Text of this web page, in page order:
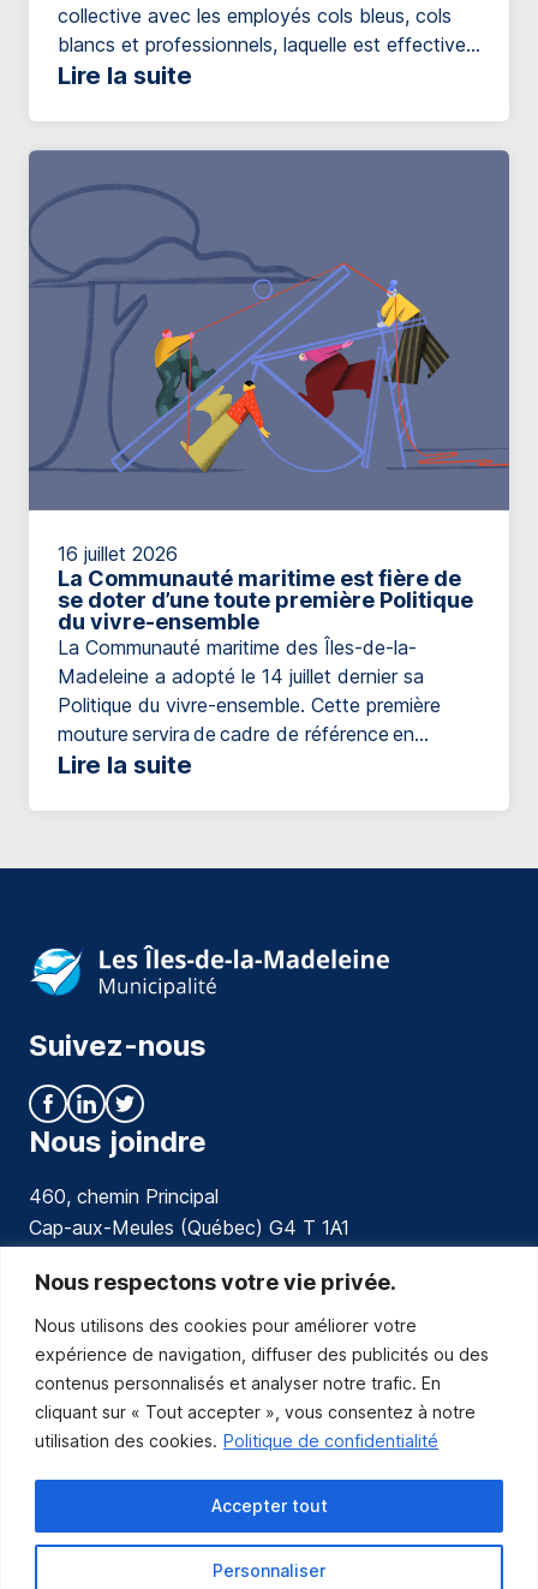
Nous respectons votre vie privée.
Nous utilisons des cookies pour améliorer votre
expérience de navigation, diffuser des publicités ou des
contenus personnalisés et analyser notre trafic. En
cliquant sur « Tout accepter », vous consentez à notre
utilisation des cookies. Politique de confidentialité
Personnaliser
Accepter tout
collective avec les employés cols bleus, cols
blancs et professionnels, laquelle est effective
pour une durée de 5 ans, soit jusqu’au 1er
de 2% des […]
Lire la suite
16 juillet 2026
La Communauté maritime est fière de
se doter d’une toute première Politique
du vivre-ensemble
La Communauté maritime des Îles-de-la-
Madeleine a adopté le 14 juillet dernier sa
Politique du vivre-ensemble. Cette première
mouture servira de cadre de référence en
matière d’inclusion, à la fois pour orienter les
Lire la suite
Suivez-nous
Nous joindre
460, chemin Principal
Cap-aux-Meules (Québec) G4 T 1A1
communications@muniles.ca
418 986-3100
Composez le 1 en tout temps pour toutes urgences.
Abonnez-vous
Abonnez-vous pour recevoir les nouvelles
de la Municipalité par courriel.